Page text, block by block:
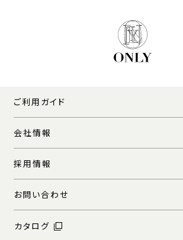
ご利用ガイド
会社情報
採用情報
お問い合わせ
カタログ